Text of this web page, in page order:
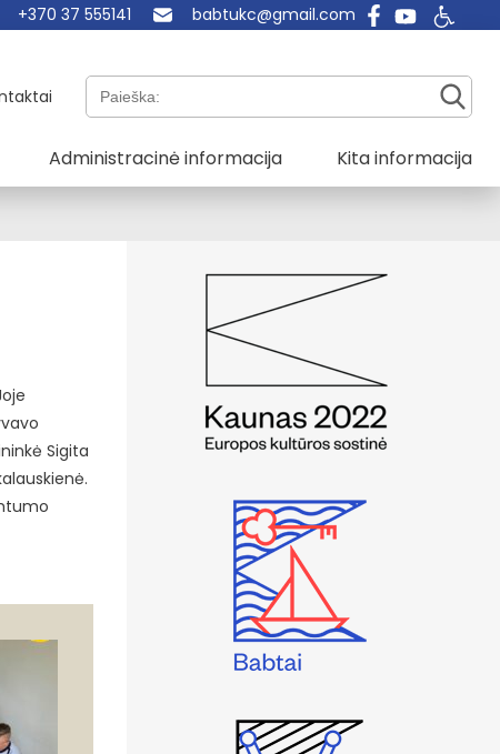
+370 37 555141 babtukc@gmail.com
Paieška:
Administracinė informacija Kita informacija
Sigita